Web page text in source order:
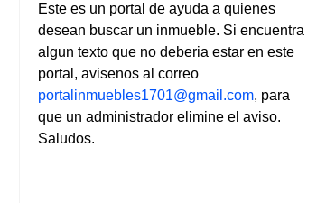
Este es un portal de ayuda a quienes
desean buscar un inmueble. Si encuentra
algun texto que no deberia estar en este
portal, avisenos al correo
portalinmuebles1701@gmail.com, para
que un administrador elimine el aviso.
Saludos.